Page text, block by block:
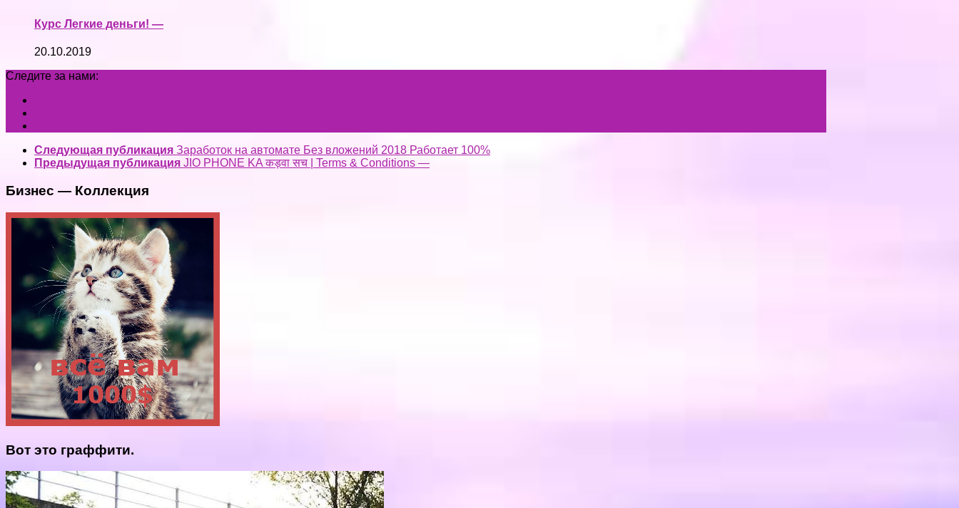
Курс Легкие деньги! —
20.10.2019
Следите за нами:
Следующая публикация Заработок на автомате Без вложений 2018 Работает 100%
Предыдущая публикация JIO PHONE KA कड़वा सच | Terms & Conditions —
Бизнес — Коллекция
Вот это граффити.